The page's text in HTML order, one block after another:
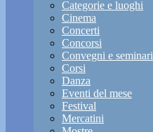
Categorie e luoghi
Cinema
Concerti
Concorsi
Convegni e seminari
Corsi
Danza
Eventi del mese
Festival
Mercatini